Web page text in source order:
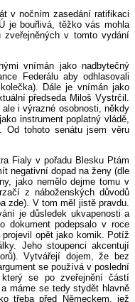
v nočním zasedání ratifikaci
je bouřlivá, těžko vás mohla
v tomto vydání
vnímán jako nadbytečný
Federálu aby odhlasovali
Dále je vnímán jako
předseda Miloš Vystrčil.
i výrazné osobnosti, někdy
instrument poplatný vládě,
Od tohoto senátu jsem věru
Fialy v pořadu Blesku Ptám
negativní dopad na ženy (dle
jako nemělo dejme tomu v
z náboženských důvodů
zde). V tom měl jistě pravdu.
je důsledek ukvapenosti a
dokument podepsalo v roce
opět jako komik. Potíž
Jeho stoupenci akcentují
Vytvářejí dojem, že bez
se používá v poslední
se po zveřejnění částí
máme se tedy stydět hlavně
třeba před Německem, jež